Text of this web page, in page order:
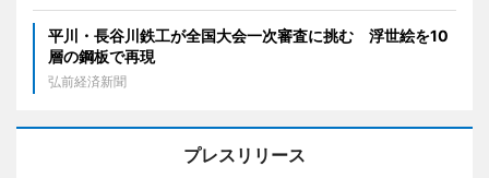
平川・長谷川鉄工が全国大会一次審査に挑む 浮世絵を10
層の鋼板で再現
弘前経済新聞
プレスリリース